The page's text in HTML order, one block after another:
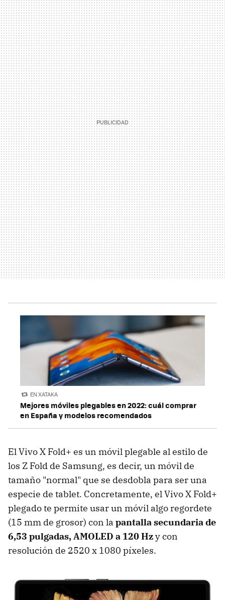
EN XATAKA
Mejores móviles plegables en 2022: cuál comprar
en España y modelos recomendados
El Vivo X Fold+ es un móvil plegable al estilo de
los Z Fold de Samsung, es decir, un móvil de
tamaño "normal" que se desdobla para ser una
especie de tablet. Concretamente, el Vivo X Fold+
plegado te permite usar un móvil algo regordete
(15 mm de grosor) con la pantalla secundaria de
6,53 pulgadas, AMOLED a 120 Hzy con
resolución de 2520 x 1080 píxeles.